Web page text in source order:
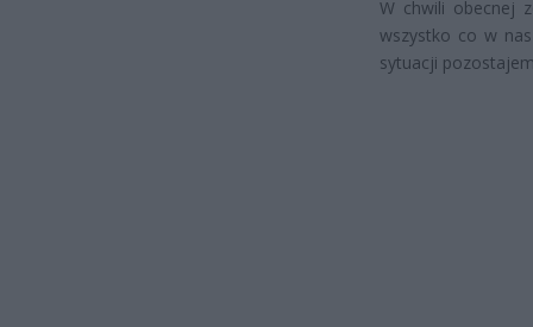
W chwili obecnej
wszystko co w
sytuacji